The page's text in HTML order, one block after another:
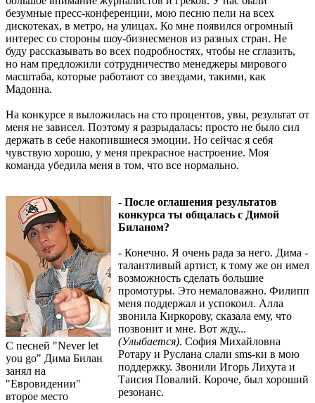
безумные пресс-конференции, мою песню пели на всех
дискотеках, в метро, на улицах. Ко мне появился огромный
интерес со стороны шоу-бизнесменов из разных стран. Не
буду рассказывать во всех подробностях, чтобы не сглазить,
но нам предложили сотрудничество менеджеры мирового
масштаба, которые работают со звездами, такими, как
Мадонна.
На конкурсе я выложилась на сто процентов, увы, результат от
меня не зависел. Поэтому я разрыдалась: просто не было сил
держать в себе накопившиеся эмоции. Но сейчас я себя
чувствую хорошо, у меня прекрасное настроение. Моя
команда убедила меня в том, что все нормально.
С песней "Never let
you go" Дима Билан
занял на
"Евровидении"
второе место
- После оглашения результатов
конкурса ты общалась с Димой
Биланом?
- Конечно. Я очень рада за него. Дима -
талантливый артист, к тому же он имел
возможность сделать большие
промотуры. Это немаловажно. Филипп
меня поддержал и успокоил. Алла
звонила Киркорову, сказала ему, что
позвонит и мне. Вот жду...
(Улыбается). София Михайловна
Ротару и Руслана слали sms-ки в мою
поддержку. Звонили Игорь Лихута и
Таисия Повалий. Короче, был хороший
резонанс.